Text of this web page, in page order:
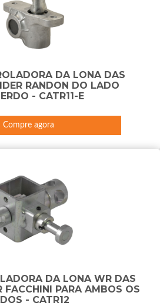
DA LONA DAS
RANDON DO LADO
- CATR11-E
Compre agora
DA LONA WR DAS
FACCHINI PARA AMBOS OS
- CATR12